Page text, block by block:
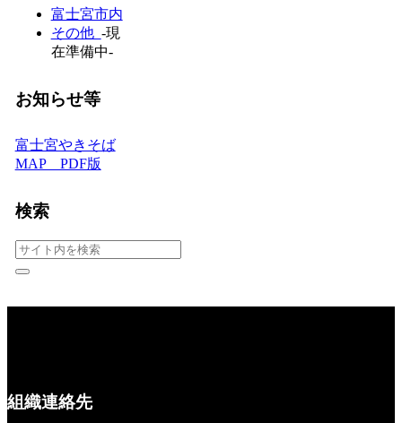
富士宮市内
その他 -現
在準備中-
お知らせ等
富士宮やきそば
MAP PDF版
検索
組織連絡先